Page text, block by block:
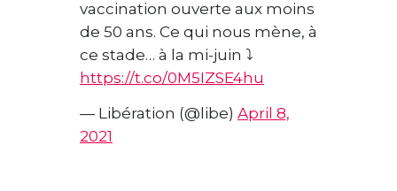
vaccination ouverte aux moins
de 50 ans. Ce qui nous mène, à
ce stade… à la mi-juin ⤵️
https://t.co/0M5IZSE4hu
— Libération (@libe) April 8,
2021